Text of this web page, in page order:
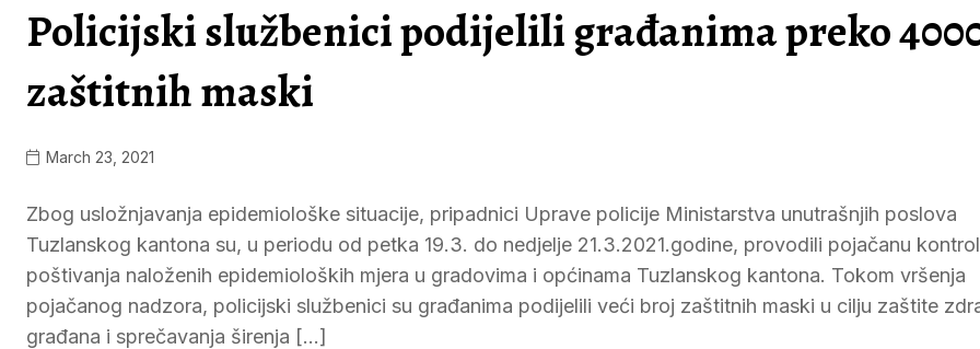
Policijski službenici podijelili građanima preko
zaštitnih maski
March 23, 2021
Zbog usložnjavanja epidemiološke situacije, pripadnici Uprave policije Ministarstva unutrašnjih poslova
Tuzlanskog kantona su, u periodu od petka 19.3. do nedjelje 21.3.2021.godine, provodili pojačanu
poštivanja naloženih epidemioloških mjera u gradovima i općinama Tuzlanskog kantona. Tokom vršenja
pojačanog nadzora, policijski službenici su građanima podijelili veći broj zaštitnih maski u cilju zaštite
građana i sprečavanja širenja […]